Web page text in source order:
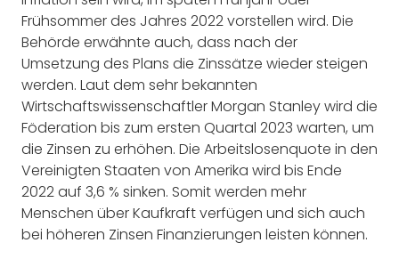
Frühsommer des Jahres 2022 vorstellen wird. Die
Behörde erwähnte auch, dass nach der
Umsetzung des Plans die Zinssätze wieder steigen
werden. Laut dem sehr bekannten
Wirtschaftswissenschaftler Morgan Stanley wird die
Föderation bis zum ersten Quartal 2023 warten, um
die Zinsen zu erhöhen. Die Arbeitslosenquote in den
Vereinigten Staaten von Amerika wird bis Ende
2022 auf 3,6 % sinken. Somit werden mehr
Menschen über Kaufkraft verfügen und sich auch
bei höheren Zinsen Finanzierungen leisten können.